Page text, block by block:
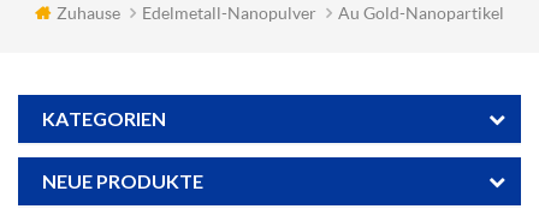
Zuhause Edelmetall-Nanopulver Au Gold-Nanopartikel
KATEGORIEN
NEUE PRODUKTE